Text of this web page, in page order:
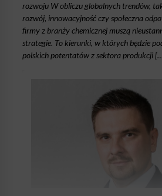
rozwoju W obliczu globalnych trendów,
rozwój, innowacyjność czy społeczna
firmy z branży chemicznej muszą
strategie. To kierunki, w których będzie
polskich potentatów z sektora produkcji